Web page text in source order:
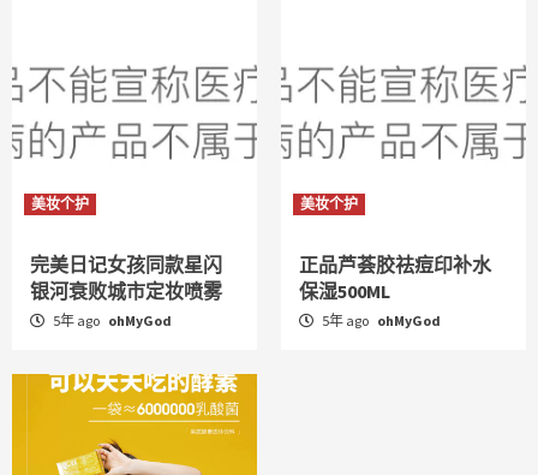
美妆个护
完美日记女孩同款星闪
银河衰败城市定妆喷雾
5年 ago ohMyGod
美妆个护
正品芦荟胶祛痘印补水
保湿500ML
5年 ago ohMyGod